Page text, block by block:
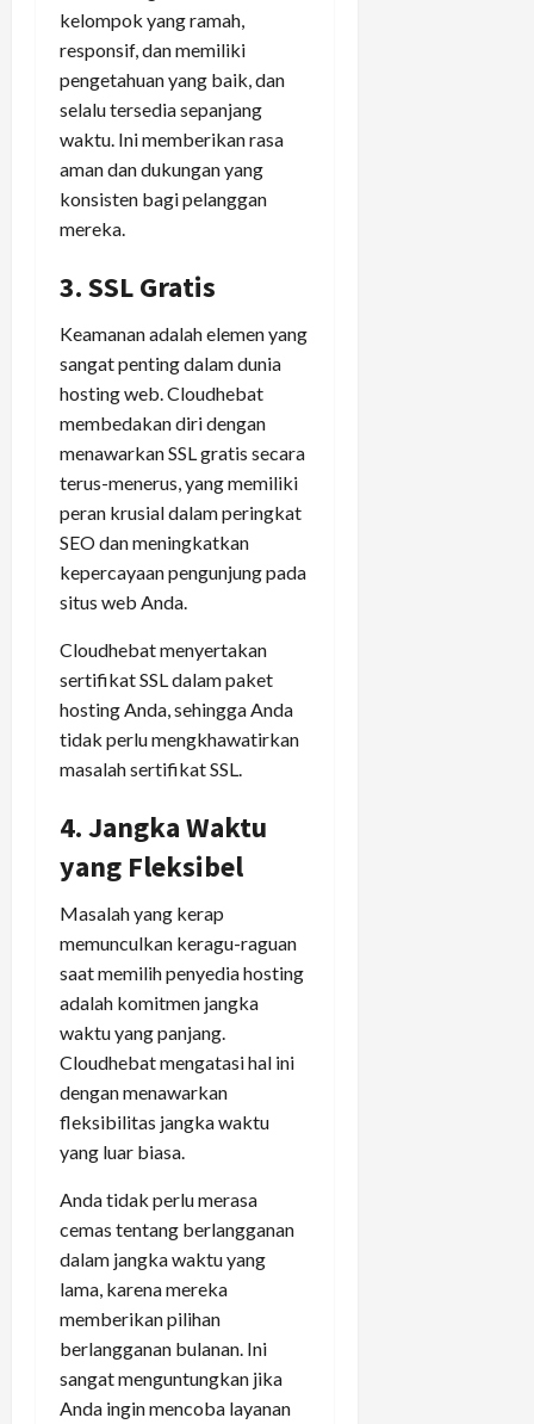
kelompok yang ramah,
responsif, dan memiliki
pengetahuan yang baik, dan
selalu tersedia sepanjang
waktu. Ini memberikan rasa
aman dan dukungan yang
konsisten bagi pelanggan
mereka.
3. SSL Gratis
Keamanan adalah elemen yang
sangat penting dalam dunia
hosting web. Cloudhebat
membedakan diri dengan
menawarkan SSL gratis secara
terus-menerus, yang memiliki
peran krusial dalam peringkat
SEO dan meningkatkan
kepercayaan pengunjung pada
situs web Anda.
Cloudhebat menyertakan
sertifikat SSL dalam paket
hosting Anda, sehingga Anda
tidak perlu mengkhawatirkan
masalah sertifikat SSL.
4. Jangka Waktu
yang Fleksibel
Masalah yang kerap
memunculkan keragu-raguan
saat memilih penyedia hosting
adalah komitmen jangka
waktu yang panjang.
Cloudhebat mengatasi hal ini
dengan menawarkan
fleksibilitas jangka waktu
yang luar biasa.
Anda tidak perlu merasa
cemas tentang berlangganan
dalam jangka waktu yang
lama, karena mereka
memberikan pilihan
berlangganan bulanan. Ini
sangat menguntungkan jika
Anda ingin mencoba layanan